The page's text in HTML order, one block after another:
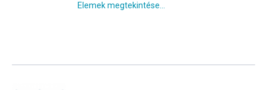
Elemek megtekintése...